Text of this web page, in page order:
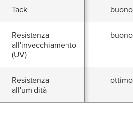
Tack buono
Resistenza
all'invecchiamento
(UV)
buono
Resistenza
all'umidità
ottimo